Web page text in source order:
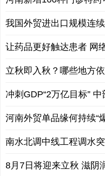
我国外贸进出口规模连
让药品更好触达患者 网
立秋即入秋？哪些地方
冲刺GDP“2万亿目标”
河南外贸单品缘何持续“
南水北调中线工程调水
8月7日将迎来立秋 滋阴